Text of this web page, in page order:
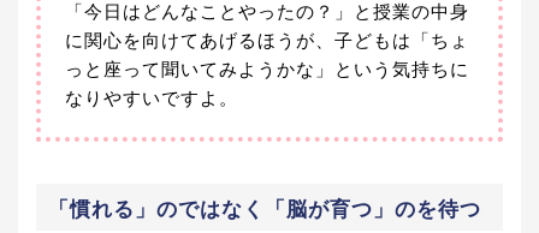
「今日はどんなことやったの？」と授業の中身
に関心を向けてあげるほうが、子どもは「ちょ
っと座って聞いてみようかな」という気持ちに
なりやすいですよ。
「慣れる」のではなく「脳が育つ」のを待つ